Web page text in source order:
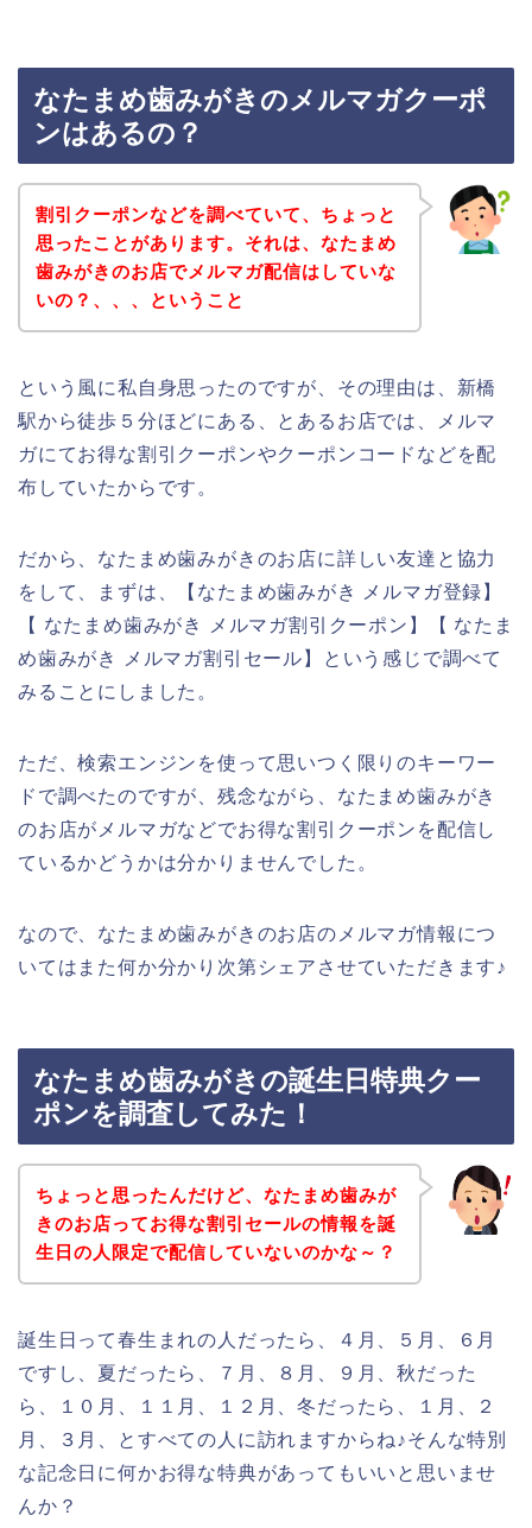
なたまめ歯みがきのメルマガクーポ
ンはあるの？
割引クーポンなどを調べていて、ちょっと
思ったことがあります。それは、なたまめ
歯みがきのお店でメルマガ配信はしていな
いの？、、、ということ
という風に私自身思ったのですが、その理由は、新橋
駅から徒歩５分ほどにある、とあるお店では、メルマ
ガにてお得な割引クーポンやクーポンコードなどを配
布していたからです。
だから、なたまめ歯みがきのお店に詳しい友達と協力
をして、まずは、【なたまめ歯みがき メルマガ登録】
【 なたまめ歯みがき メルマガ割引クーポン】【 なたま
め歯みがき メルマガ割引セール】という感じで調べて
みることにしました。
ただ、検索エンジンを使って思いつく限りのキーワー
ドで調べたのですが、残念ながら、なたまめ歯みがき
のお店がメルマガなどでお得な割引クーポンを配信し
ているかどうかは分かりませんでした。
なので、なたまめ歯みがきのお店のメルマガ情報につ
いてはまた何か分かり次第シェアさせていただきます♪
なたまめ歯みがきの誕生日特典クー
ポンを調査してみた！
ちょっと思ったんだけど、なたまめ歯みが
きのお店ってお得な割引セールの情報を誕
生日の人限定で配信していないのかな～？
誕生日って春生まれの人だったら、４月、５月、６月
ですし、夏だったら、７月、８月、９月、秋だった
ら、１０月、１１月、１２月、冬だったら、１月、２
月、３月、とすべての人に訪れますからね♪そんな特別
な記念日に何かお得な特典があってもいいと思いませ
んか？